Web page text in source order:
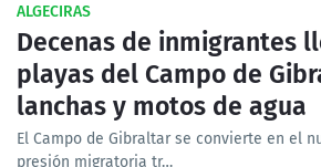
ALGECIRAS
Decenas de inmigrantes
playas del Campo de
lanchas y motos de agua
El Campo de Gibraltar se convierte en el
presión migratoria tr…